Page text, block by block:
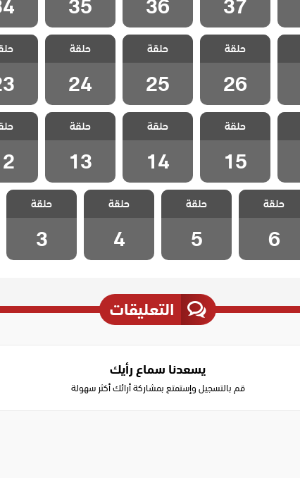
مسلسل القروية
الجميلة الحلقة
26
حلقة
26
مسلسل القروية
الجميلة الحلقة
25
حلقة
25
مسلسل القروية
الجميلة الحلقة
24
حلقة
24
مسلسل
مسلسل القروية
الجميلة الحلقة
15
حلقة
15
مسلسل القروية
الجميلة الحلقة
14
حلقة
14
مسلسل القروية
الجميلة الحلقة
13
حلقة
13
مسلسل
القروية
الجميلة الحلقة 6
حلقة
6
مسلسل القروية
الجميلة الحلقة 5
حلقة
5
مسلسل القروية
الجميلة الحلقة 4
حلقة
4
مسلسل القروية
الجميلة الحلقة 3
حلقة
3
التعليقات
يسعدنا سماع رأيك
قم بالتسجيل وإستمتع بمشاركة أرائك أكثر سهولة